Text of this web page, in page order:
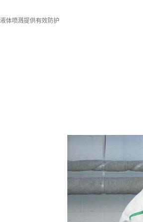
体喷溅提供有效防护